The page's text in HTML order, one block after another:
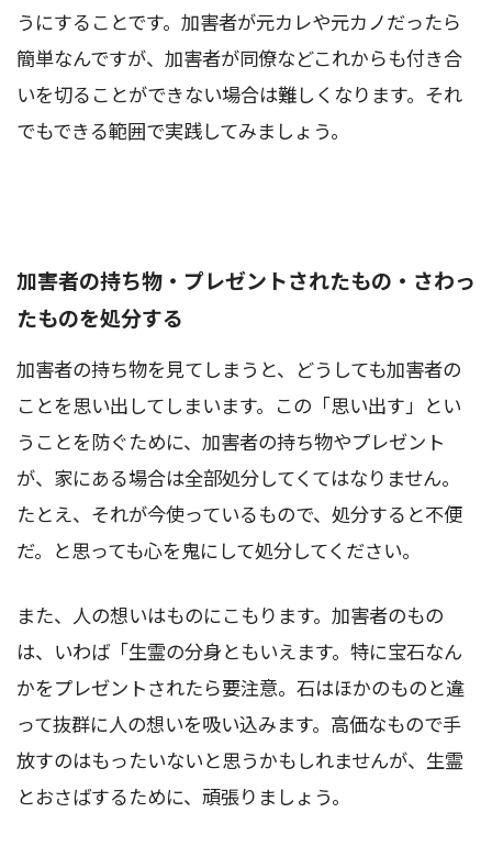
うにすることです。加害者が元カレや元カノだったら
簡単なんですが、加害者が同僚などこれからも付き合
いを切ることができない場合は難しくなります。それ
でもできる範囲で実践してみましょう。
加害者の持ち物・プレゼントされたもの・さわっ
たものを処分する
加害者の持ち物を見てしまうと、どうしても加害者の
ことを思い出してしまいます。この「思い出す」とい
うことを防ぐために、加害者の持ち物やプレゼント
が、家にある場合は全部処分してくてはなりません。
たとえ、それが今使っているもので、処分すると不便
だ。と思っても心を鬼にして処分してください。
また、人の想いはものにこもります。加害者のもの
は、いわば「生霊の分身ともいえます。特に宝石なん
かをプレゼントされたら要注意。石はほかのものと違
って抜群に人の想いを吸い込みます。高価なもので手
放すのはもったいないと思うかもしれませんが、生霊
とおさばするために、頑張りましょう。